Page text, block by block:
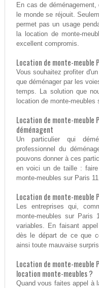
En cas de
le monde se réjouit.
permet pas un usage
la location de monte-
excellent compromis.
Location de monte-meuble
Vous souhaitez profiter
que déménager par les
temps. La solution que
location de monte-
Location de monte-meuble
déménagent
Un particulier qui
professionnel du
pouvons donner à ces
en voici un de taille :
monte-meubles sur Paris
Location de monte-meuble
Les entreprises qui,
monte-meubles sur Paris
variables. En faisant
dès le départ de ce que
ainsi toute mauvaise
Location de monte-meuble
location monte-meubles ?
Quand vous faites appel à